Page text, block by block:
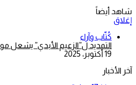
شاهد أيضاً
إغلاق
كُتّاب وآراء
التمديد ل”الزعيم الأبدي” يشعل
19 أكتوبر، 2025
آخر الأخبار